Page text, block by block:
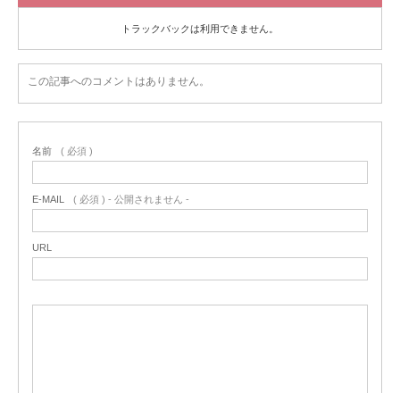
トラックバックは利用できません。
この記事へのコメントはありません。
名前 ( 必須 )
E-MAIL ( 必須 ) - 公開されません -
URL